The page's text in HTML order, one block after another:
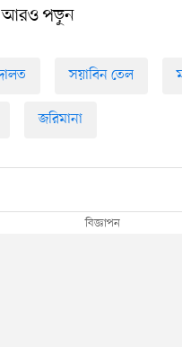
আরও পড়ুন
সয়াবিন তেল
জরিমানা